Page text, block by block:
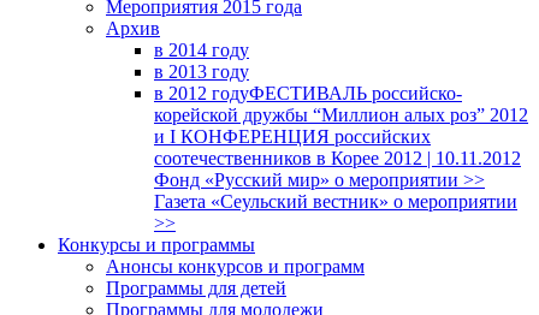
Мероприятия 2015 года
Архив
в 2014 году
в 2013 году
в 2012 годуФЕСТИВАЛЬ российско-
корейской дружбы “Миллион алых роз” 2012
и I КОНФЕРЕНЦИЯ российских
соотечественников в Корее 2012 | 10.11.2012
Фонд «Русский мир» о мероприятии >>
Газета «Сеульский вестник» о мероприятии
>>
Конкурсы и программы
Анонсы конкурсов и программ
Программы для детей
Программы для молодежи